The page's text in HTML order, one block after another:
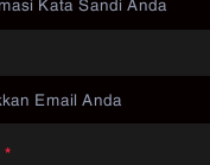
*